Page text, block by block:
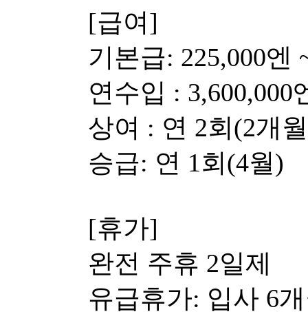
[급여]
기본급: 225,000엔
연수입 : 3,600,000
상여 : 연 2회(2개
승급: 연 1회(4월)
[휴가]
완전 주휴 2일제
유급휴가: 입사 6